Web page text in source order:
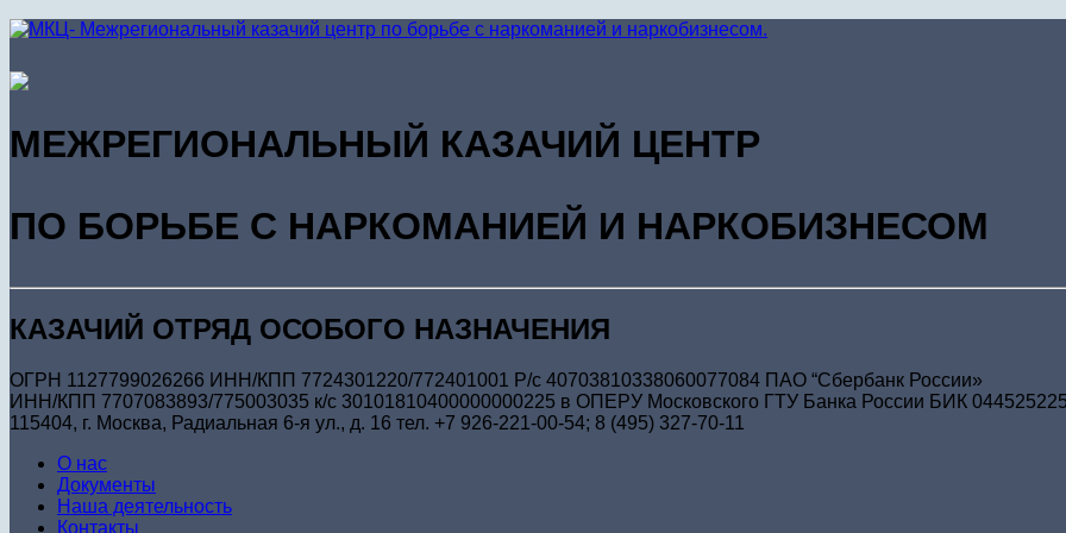
МЕЖРЕГИОНАЛЬНЫЙ КАЗАЧИЙ ЦЕНТР
ПО БОРЬБЕ С НАРКОМАНИЕЙ И НАРКОБИЗНЕСОМ
КАЗАЧИЙ ОТРЯД ОСОБОГО НАЗНАЧЕНИЯ
ОГРН 1127799026266 ИНН/КПП 7724301220/772401001 Р/с 40703810338060077084 ПАО “Сбербанк России»
ИНН/КПП 7707083893/775003035 к/с 30101810400000000225 в ОПЕРУ Московского ГТУ Банка России БИК
115404, г. Москва, Радиальная 6-я ул., д. 16 тел. +7 926-221-00-54; 8 (495) 327-70-11
О нас
Документы
Наша деятельность
Контакты